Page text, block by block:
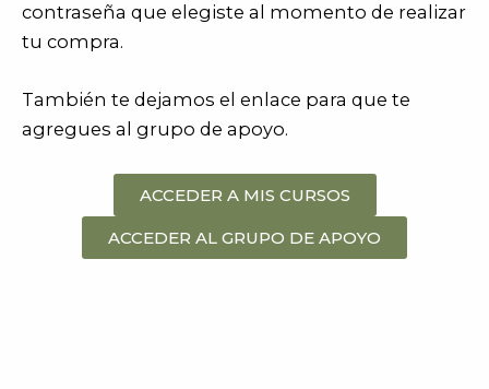
contraseña que elegiste al momento de realizar
tu compra.
También te dejamos el enlace para que te
agregues al grupo de apoyo.
ACCEDER A MIS CURSOS
ACCEDER AL GRUPO DE APOYO